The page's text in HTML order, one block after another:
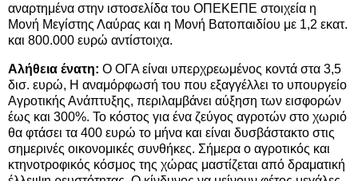
αναρτημένα στην ιστοσελίδα του ΟΠΕΚΕΠΕ στοιχεία η
Μονή Μεγίστης Λαύρας και η Μονή Βατοπαιδίου με 1,2 εκατ.
και 800.000 ευρώ αντίστοιχα.
Αλήθεια ένατη: Ο ΟΓΑ είναι υπερχρεωμένος κοντά στα 3,5
δισ. ευρώ, Η αναμόρφωσή του που εξαγγέλλει το υπουργείο
Αγροτικής Ανάπτυξης, περιλαμβάνει αύξηση των εισφορών
έως και 300%. Το κόστος για ένα ζεύγος αγροτών στο χωριό
θα φτάσει τα 400 ευρώ το μήνα και είναι δυσβάστακτο στις
σημερινές οικονομικές συνθήκες. Σήμερα ο αγροτικός και
κτηνοτροφικός κόσμος της χώρας μαστίζεται από δραματική